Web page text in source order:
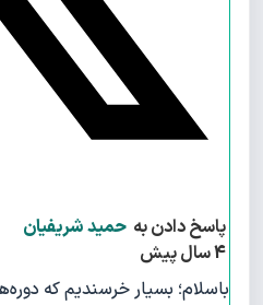
پاسخ دادن به حمید شریفیان
باسلام؛ بسیار خرسندیم که